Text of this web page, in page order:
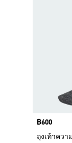
Price
฿600
ถุงเท้าควา